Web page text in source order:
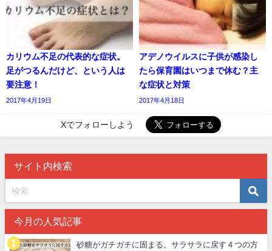
カリウム不足の代表的な症状。
足がつるんだけど、という人は
要注意！
2017年4月19日
アデノウイルスに子供が感染し
たら保育園はいつまで休む？主
な症状と対策
2017年4月18日
Xでフォローしよう
サイト内検索
今月の人気記事
砂糖がガチガチに固まる。サラサラに戻す４つの方